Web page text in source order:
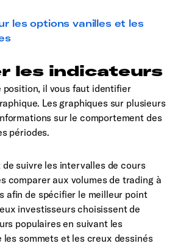
les options vanilles et les
les indicateurs
position, il vous faut identifier
Les graphiques sur plusieurs
sur le comportement des
périodes.
suivre les intervalles de cours
comparer aux volumes de trading à
afin de spécifier le meilleur point
investisseurs choisissent de
populaires en suivant les
sommets et les creux dessinés